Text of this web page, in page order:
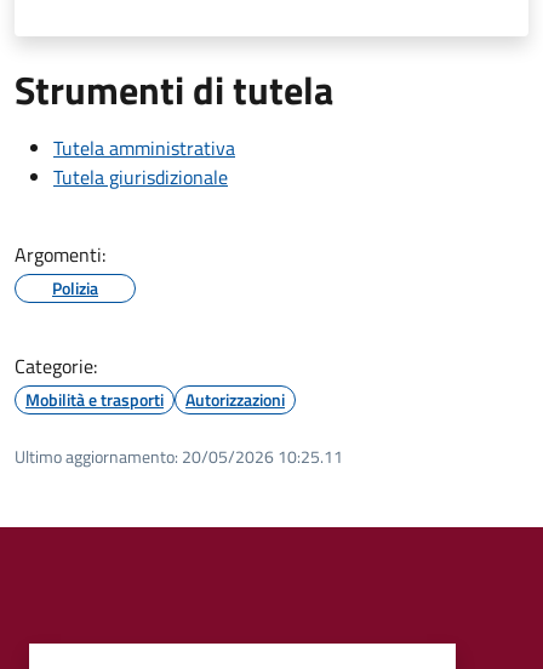
Strumenti di tutela
Tutela amministrativa
Tutela giurisdizionale
Argomenti:
Polizia
Categorie:
Mobilità e trasporti Autorizzazioni
Ultimo aggiornamento: 20/05/2026 10:25.11